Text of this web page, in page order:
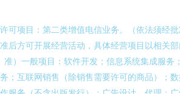
许可项目：第二类增值电信业务。（依法须经
准后方可开展经营活动，具体经营项目以相关
准）一般项目：软件开发；信息系统集成服务
务；互联网销售（除销售需要许可的商品）；